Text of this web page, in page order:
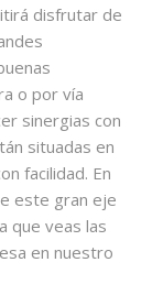
disfrutar de
o por vía
sinergias con
situadas en
facilidad. En
este gran eje
que veas las
en nuestro